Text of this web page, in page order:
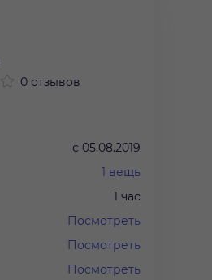
0 отзывов
с 05.08.2019
1 вещь
1 час
Посмотреть
Посмотреть
Посмотреть